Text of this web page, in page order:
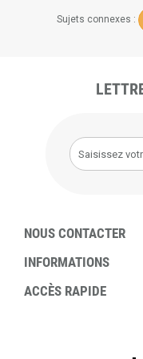
Sujets connexes :
NOUS CONTACTER
INFORMATIONS
ACCÈS RAPIDE